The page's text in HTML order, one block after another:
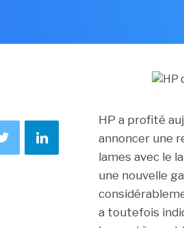
HP a profité
annoncer une
lames avec le
une nouvelle
a toutefois